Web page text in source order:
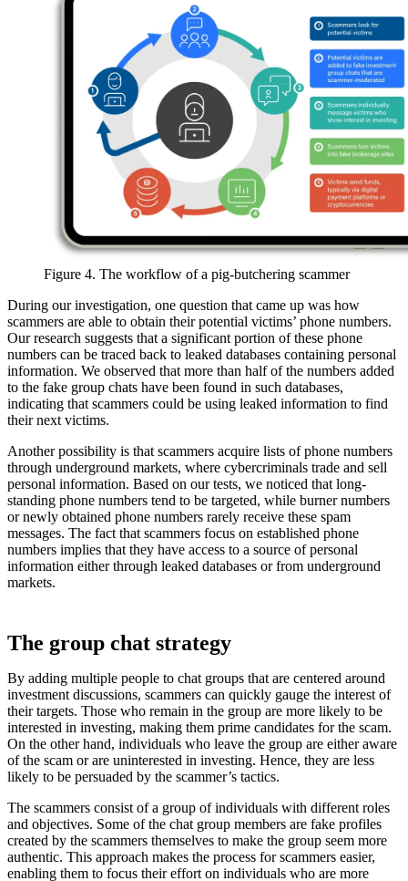
Figure 4. The workflow of a pig-butchering scammer
During our investigation, one question that came up was how
scammers are able to obtain their potential victims’ phone numbers.
Our research suggests that a significant portion of these phone
numbers can be traced back to leaked databases containing personal
information. We observed that more than half of the numbers added
to the fake group chats have been found in such databases,
indicating that scammers could be using leaked information to find
their next victims.
Another possibility is that scammers acquire lists of phone numbers
through underground markets, where cybercriminals trade and sell
personal information. Based on our tests, we noticed that long-
standing phone numbers tend to be targeted, while burner numbers
or newly obtained phone numbers rarely receive these spam
messages. The fact that scammers focus on established phone
numbers implies that they have access to a source of personal
information either through leaked databases or from underground
markets.
The group chat strategy
By adding multiple people to chat groups that are centered around
investment discussions, scammers can quickly gauge the interest of
their targets. Those who remain in the group are more likely to be
interested in investing, making them prime candidates for the scam.
On the other hand, individuals who leave the group are either aware
of the scam or are uninterested in investing. Hence, they are less
likely to be persuaded by the scammer’s tactics.
The scammers consist of a group of individuals with different roles
and objectives. Some of the chat group members are fake profiles
created by the scammers themselves to make the group seem more
authentic. This approach makes the process for scammers easier,
enabling them to focus their effort on individuals who are more